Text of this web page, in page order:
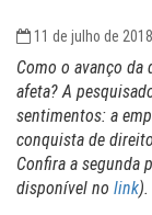
11 de julho de 2018
Como o avanço
afeta? A
sentimentos: a
conquista de
Confira a segunda
disponível no link).